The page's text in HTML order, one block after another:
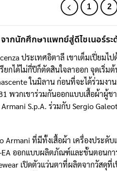
1 2
กนักศึกษาแพทย์สู่ดีไซเนอร์ระ
ประเทศอิตาลี เขาเต็มเปี่ยม
ได้ไม่กี่ปีก็ตัดสินใจลาออก จุดเริ่ม
ในมิลาน ก่อนที่จะได้ร่วม
พวกเขาร่วมกันออกแบบเสื้อผ้าผู้
S.p.A. ร่วมกับ Sergio
Armani ที่มีทั้งเสื้อผ้า เครื่องประ
EA ออกแบบผลิตภัณฑ์และขั้นตอนกา
เปิดตัวแว่นตาที่ผลิตจากวัสดุที่